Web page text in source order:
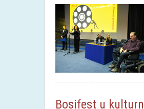
Bosifest u